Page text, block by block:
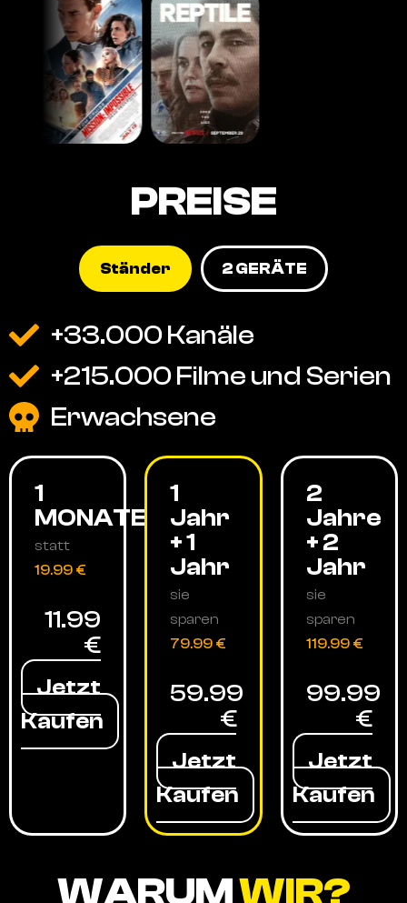
PREISE
Ständer 2 GERÄTE
+33.000 Kanäle
+215.000 Filme und Serien
Erwachsene
1
MONATE
statt
19.99 €
11.99
€
Jetzt
Kaufen
1
Jahr
+ 1
Jahr
sie
sparen
79.99 €
59.99
€
Jetzt
Kaufen
2
Jahre
+ 2
Jahr
sie
sparen
119.99 €
99.99
€
Jetzt
Kaufen
WARUMWIR?